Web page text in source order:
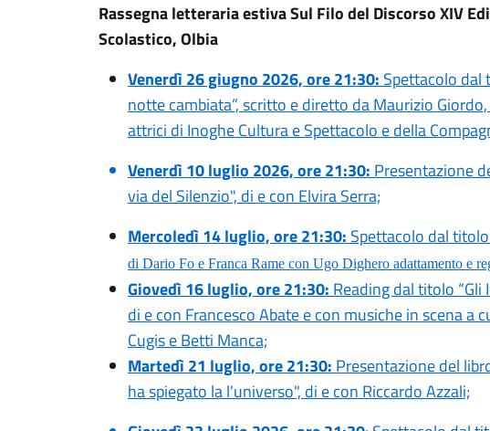
Rassegna letteraria estiva Sul Filo del Discorso XIV
Scolastico, Olbia
Venerdì 26 giugno 2026, ore 21:30: Spettacolo dal
notte cambiata”, scritto e diretto da Maurizio
attrici di Inoghe Cultura e Spettacolo e della
Venerdì 10 luglio 2026, ore 21:30: Presentazione
via del Silenzio", di e con Elvira Serra;
Mercoledì 14 luglio, ore 21:30: Spettacolo dal titolo
di Dario Fo e Franca Rame con Ugo Dighero adattamento e
Giovedì 16 luglio, ore 21:30: Reading dal titolo “Gli
di e con Francesco Abate e con musiche in scena a
Cugis e Betti Manca;
Martedì 21 luglio, ore 21:30: Presentazione del
ha spiegato la l'universo", di e con Riccardo Azzali;